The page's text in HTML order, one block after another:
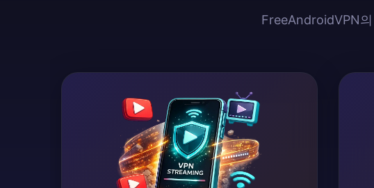
FreeAndroidVPN